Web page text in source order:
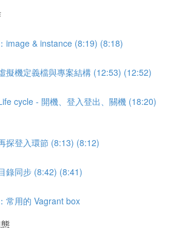
image & instance (8:19) (8:18)
擬機定義檔與專案結構 (12:53) (12:52)
cycle - 開機、登入登出、關機 (18:20)
探登入環節 (8:13) (8:12)
錄同步 (8:42) (8:41)
常用的 Vagrant box